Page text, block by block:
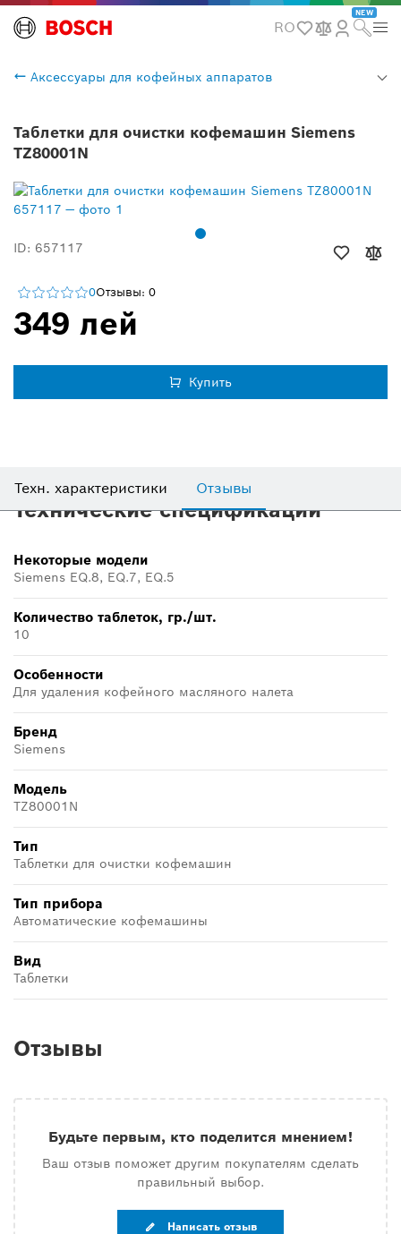
RO
NEW
Аксессуары для кофейных аппаратов
Таблетки для очистки кофемашин Siemens
TZ80001N
ID: 657117
0Отзывы: 0
349 лей
Купить
Техн. характеристики Отзывы
Технические спецификации
Некоторые модели
Siemens EQ.8, EQ.7, EQ.5
Количество таблеток, гр./шт.
10
Особенности
Для удаления кофейного масляного налета
Бренд
Siemens
Модель
TZ80001N
Тип
Таблетки для очистки кофемашин
Тип прибора
Автоматические кофемашины
Вид
Таблетки
Отзывы
Будьте первым, кто поделится мнением!
Ваш отзыв поможет другим покупателям сделать
правильный выбор.
Написать отзыв